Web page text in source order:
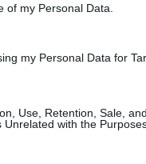
of my Personal Data.
my Personal Data for
Use, Retention, Sale,
with the